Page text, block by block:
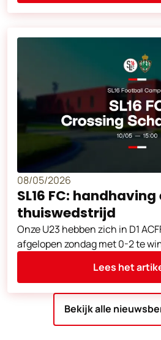
08/05/2026
SL16 FC:
thuiswedstrijd
Onze U23 hebben zich in D1
afgelopen zondag met 0-2 te
Lees het
Bekijk alle